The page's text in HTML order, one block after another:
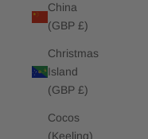
China
(GBP £)
Christmas
Island
(GBP £)
Cocos
(Keeling)